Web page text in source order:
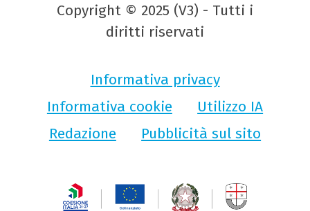
Copyright © 2025 (V3) - Tutti i
diritti riservati
Informativa privacy
Informativa cookie
Utilizzo IA
Redazione
Pubblicità sul sito